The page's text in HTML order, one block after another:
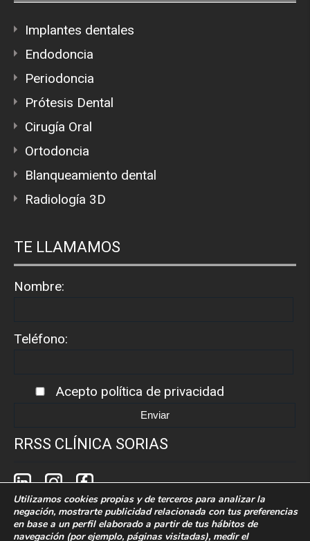
Implantes dentales
Endodoncia
Periodoncia
Prótesis Dental
Cirugía Oral
Ortodoncia
Blanqueamiento dental
Radiología 3D
TE LLAMAMOS
Nombre:
Teléfono:
Acepto política de privacidad
RRSS CLÍNICA SORIAS
Utilizamos cookies propias y de terceros para analizar la
negación, mostrarte publicidad relacionada con tus preferencias
en base a un perfil elaborado a partir de tus hábitos de
navegación (por ejemplo, páginas visitadas), medir el